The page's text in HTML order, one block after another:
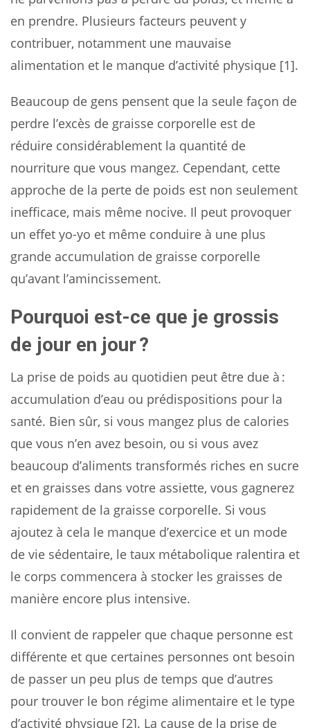
en prendre. Plusieurs facteurs peuvent y
contribuer, notamment une mauvaise
alimentation et le manque d’activité physique [1].
Beaucoup de gens pensent que la seule façon de
perdre l’excès de graisse corporelle est de
réduire considérablement la quantité de
nourriture que vous mangez. Cependant, cette
approche de la perte de poids est non seulement
inefficace, mais même nocive. Il peut provoquer
un effet yo-yo et même conduire à une plus
grande accumulation de graisse corporelle
qu’avant l’amincissement.
Pourquoi est-ce que je grossis
de jour en jour ?
La prise de poids au quotidien peut être due à :
accumulation d’eau ou prédispositions pour la
santé. Bien sûr, si vous mangez plus de calories
que vous n’en avez besoin, ou si vous avez
beaucoup d’aliments transformés riches en sucre
et en graisses dans votre assiette, vous gagnerez
rapidement de la graisse corporelle. Si vous
ajoutez à cela le manque d’exercice et un mode
de vie sédentaire, le taux métabolique ralentira et
le corps commencera à stocker les graisses de
manière encore plus intensive.
Il convient de rappeler que chaque personne est
différente et que certaines personnes ont besoin
de passer un peu plus de temps que d’autres
pour trouver le bon régime alimentaire et le type
d’activité physique [2]. La cause de la prise de